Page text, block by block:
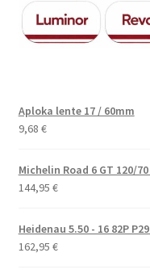
Aploka lente 17 / 60mm
9,68 €
Michelin Road 6 GT 120/
144,95 €
Heidenau 5.50 - 16 82P
162,95 €